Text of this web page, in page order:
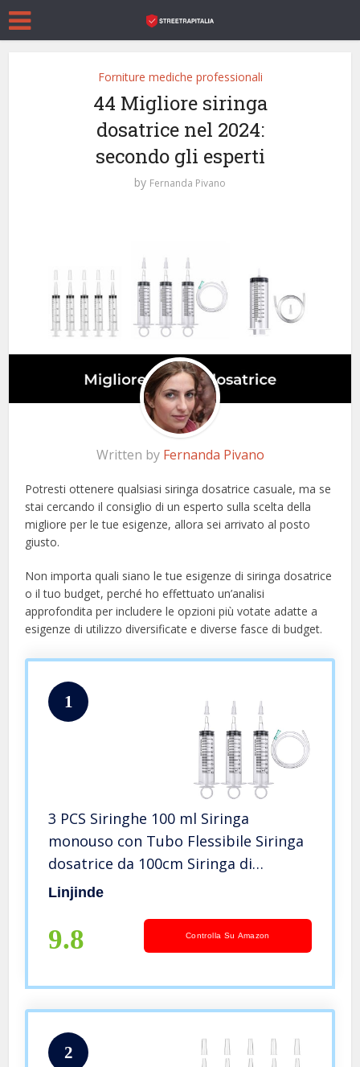
Forniture mediche professionali
44 Migliore siringa
dosatrice nel 2024:
secondo gli esperti
by Fernanda Pivano
Written by Fernanda Pivano
Potresti ottenere qualsiasi siringa dosatrice casuale, ma se
stai cercando il consiglio di un esperto sulla scelta della
migliore per le tue esigenze, allora sei arrivato al posto
giusto.
Non importa quali siano le tue esigenze di siringa dosatrice
o il tuo budget, perché ho effettuato un’analisi
approfondita per includere le opzioni più votate adatte a
esigenze di utilizzo diversificate e diverse fasce di budget.
1
3 PCS Siringhe 100 ml Siringa
monouso con Tubo Flessibile Siringa
dosatrice da 100cm Siringa di
aspirazione siringa per Olio siringa di
Industriale, Hobby e Fai da Te
Linjinde
9.8 Controlla Su Amazon
2